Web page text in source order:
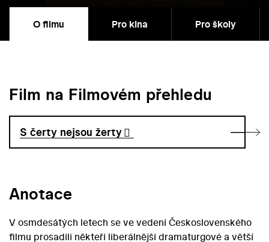
O filmu Pro kina Pro školy
Film na Filmovém přehledu
S čerty nejsou žerty
Anotace
V osmdesátých letech se ve vedení Československého
filmu prosadili někteří liberálnější dramaturgové a větší